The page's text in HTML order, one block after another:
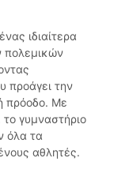
ιδιαίτερα
πολεμικών
προάγει την
πρόοδο. Με
γυμναστήριο
όλα τα
αθλητές.